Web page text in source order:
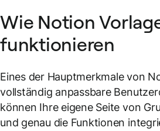
Wie Notion
funktionieren
Eines der Hauptmerkmale von
vollständig anpassbare
können Ihre eigene Seite von
und genau die Funktionen